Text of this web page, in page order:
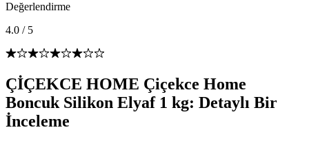
Değerlendirme
4.0 / 5
ÇİÇEKCE HOME Çiçekce Home
Boncuk Silikon Elyaf 1 kg: Detaylı Bir
İnceleme